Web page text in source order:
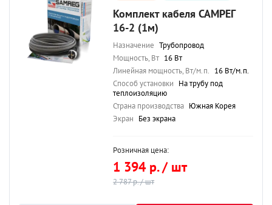
Комплект кабеля САМРЕГ
16-2 (1м)
Назначение Трубопровод
Мощность, Вт 16 Вт
Линейная мощность, Вт/м.п. 16 Вт/м.п.
Способ установки На трубу под
теплоизоляцию
Страна производства Южная Корея
Экран Без экрана
Розничная цена:
1 394 р. / шт
2 787 р. / шт